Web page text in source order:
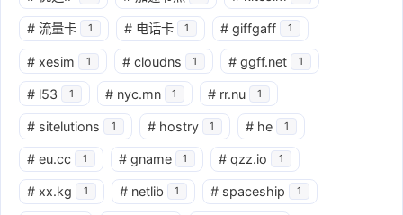
# 流量卡 1 # 电话卡 1 # giffgaff 1
# xesim 1 # cloudns 1 # ggff.net 1
# l53 1 # nyc.mn 1 # rr.nu 1
# sitelutions 1 # hostry 1 # he 1
# eu.cc 1 # gname 1 # qzz.io 1
# xx.kg 1 # netlib 1 # spaceship 1